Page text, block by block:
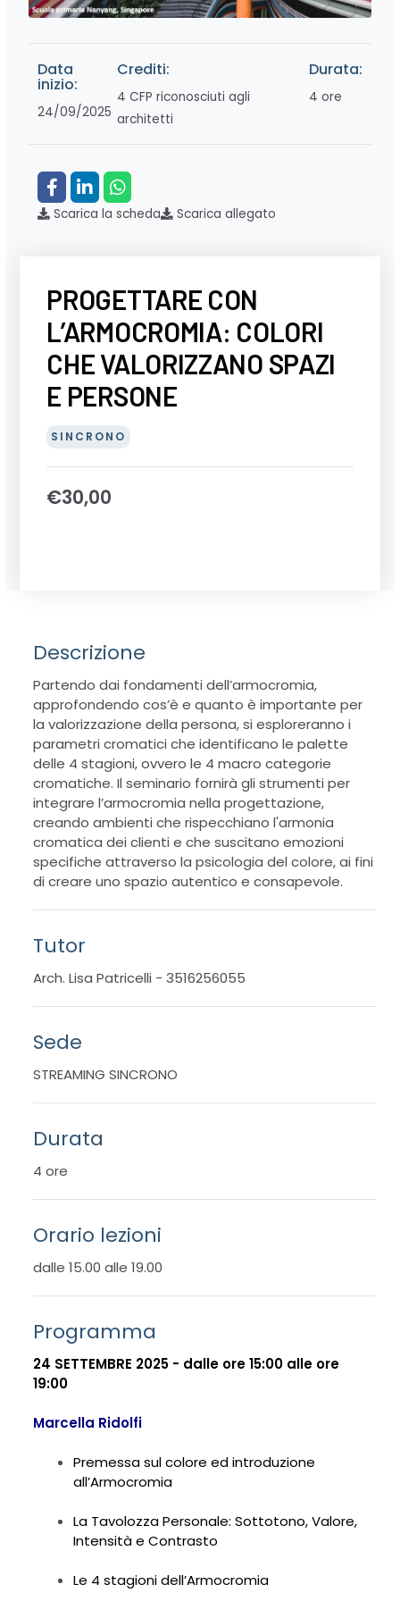
Data
inizio:
24/09/2025
Crediti:
4 CFP riconosciuti agli
architetti
Durata:
4 ore
Scarica la scheda Scarica allegato
PROGETTARE CON
L’ARMOCROMIA: COLORI
CHE VALORIZZANO SPAZI
E PERSONE
SINCRONO
€30,00
Descrizione
Partendo dai fondamenti dell’armocromia,
approfondendo cos’è e quanto è importante per
la valorizzazione della persona, si esploreranno i
parametri cromatici che identificano le palette
delle 4 stagioni, ovvero le 4 macro categorie
cromatiche. Il seminario fornirà gli strumenti per
integrare l’armocromia nella progettazione,
creando ambienti che rispecchiano l'armonia
cromatica dei clienti e che suscitano emozioni
specifiche attraverso la psicologia del colore, ai fini
di creare uno spazio autentico e consapevole.
Tutor
Arch. Lisa Patricelli - 3516256055
Sede
STREAMING SINCRONO
Durata
4 ore
Orario lezioni
dalle 15.00 alle 19.00
Programma
24 SETTEMBRE 2025 - dalle ore 15:00 alle ore
19:00
Marcella Ridolfi
Premessa sul colore ed introduzione
all’Armocromia
La Tavolozza Personale: Sottotono, Valore,
Intensità e Contrasto
Le 4 stagioni dell’Armocromia